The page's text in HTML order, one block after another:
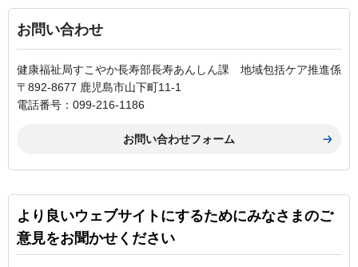
お問い合わせ
健康福祉局すこやか長寿部長寿あんしん課 地域包括ケア推進係
〒892-8677 鹿児島市山下町11-1
電話番号：099-216-1186
より良いウェブサイトにするためにみなさまのご
意見をお聞かせください